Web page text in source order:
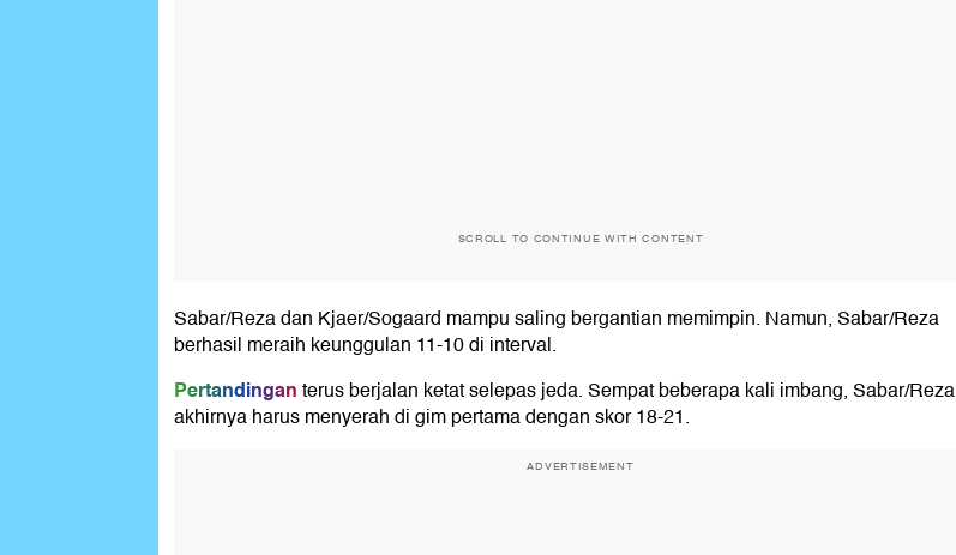
SCROLL TO CONTINUE WITH CONTENT
Sabar/Reza dan Kjaer/Sogaard mampu saling bergantian memimpin. Namun, Sabar/Reza
berhasil meraih keunggulan 11-10 di interval.
Pertandinganterus berjalan ketat selepas jeda. Sempat beberapa kali imbang, Sabar/Reza
akhirnya harus menyerah di gim pertama dengan skor 18-21.
ADVERTISEMENT